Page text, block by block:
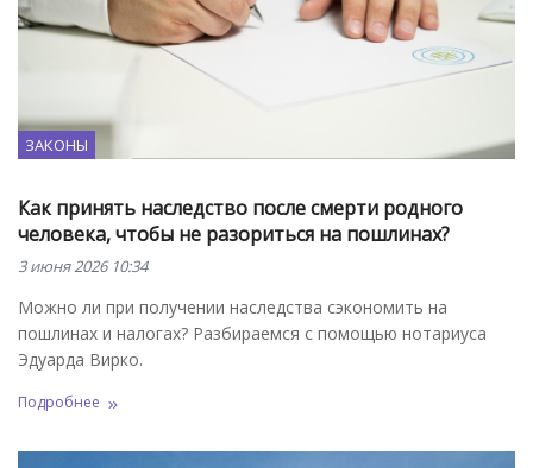
ЗАКОНЫ
Как принять наследство после смерти родного
человека, чтобы не разориться на пошлинах?
3 июня 2026 10:34
Можно ли при получении наследства сэкономить на
пошлинах и налогах? Разбираемся с помощью нотариуса
Эдуарда Вирко.
Подробнее